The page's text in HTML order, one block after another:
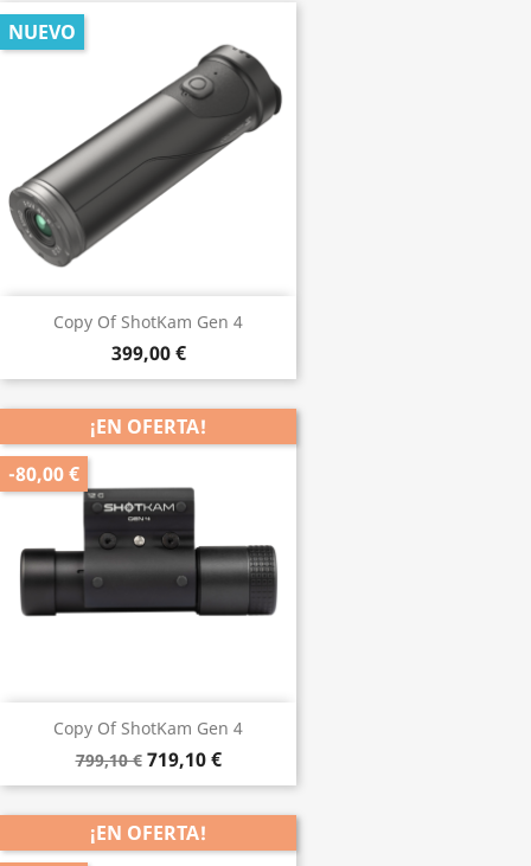
Copy Of ShotKam Gen 4
399,00 €
NUEVO
Copy Of ShotKam Gen 4
799,10 € 719,10 €
¡EN OFERTA!
-80,00 €
¡EN OFERTA!